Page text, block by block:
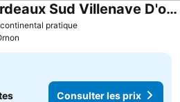
pratique
Premiere Classe Bordeaux Sud Villenave D'ornon
Consulter les prix